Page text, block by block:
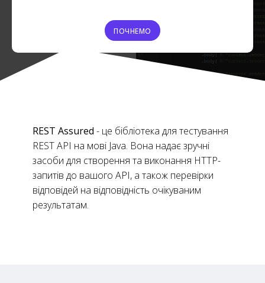
ПОЧНЕМО
REST Assured - це бібліотека для тестування
REST API на мові Java. Вона надає зручні
засоби для створення та виконання HTTP-
запитів до вашого API, а також перевірки
відповідей на відповідність очікуваним
результатам.